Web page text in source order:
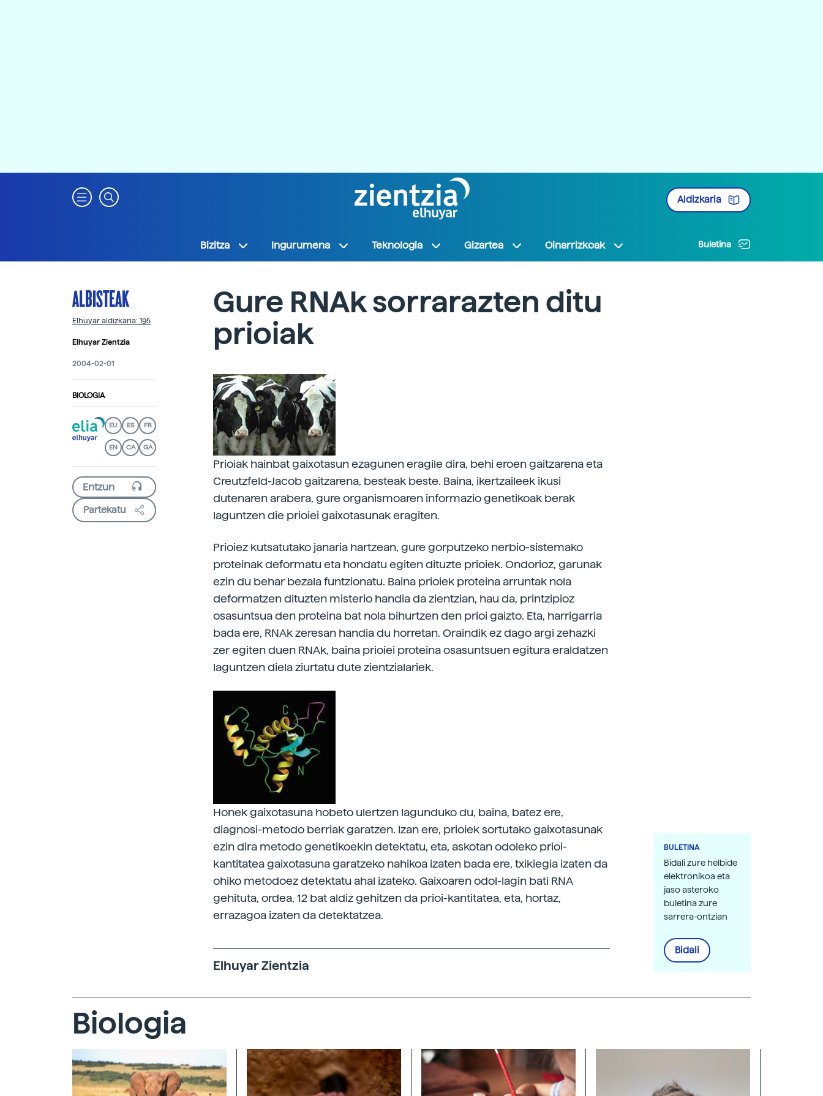
Aldizkaria
Bizitza Ingurumena Teknologia Gizartea Oinarrizkoak Buletina
ALBISTEAK
Elhuyar aldizkaria: 195
Elhuyar Zientzia
2004-02-01
BIOLOGIA
EU ES FR
EN CA GA
Partekatu
Gure RNAk sorrarazten ditu
prioiak
Prioiak hainbat gaixotasun ezagunen eragile dira, behi eroen gaitzarena eta
Creutzfeld-Jacob gaitzarena, besteak beste. Baina, ikertzaileek ikusi
dutenaren arabera, gure organismoaren informazio genetikoak berak
laguntzen die prioiei gaixotasunak eragiten.
Prioiez kutsatutako janaria hartzean, gure gorputzeko nerbio-sistemako
proteinak deformatu eta hondatu egiten dituzte prioiek. Ondorioz, garunak
ezin du behar bezala funtzionatu. Baina prioiek proteina arruntak nola
deformatzen dituzten misterio handia da zientzian, hau da, printzipioz
osasuntsua den proteina bat nola bihurtzen den prioi gaizto. Eta, harrigarria
bada ere, RNAk zeresan handia du horretan. Oraindik ez dago argi zehazki
zer egiten duen RNAk, baina prioiei proteina osasuntsuen egitura eraldatzen
laguntzen diela ziurtatu dute zientzialariek.
Honek gaixotasuna hobeto ulertzen lagunduko du, baina, batez ere,
diagnosi-metodo berriak garatzen. Izan ere, prioiek sortutako gaixotasunak
ezin dira metodo genetikoekin detektatu, eta, askotan odoleko prioi-
kantitatea gaixotasuna garatzeko nahikoa izaten bada ere, txikiegia izaten da
ohiko metodoez detektatu ahal izateko. Gaixoaren odol-lagin bati RNA
gehituta, ordea, 12 bat aldiz gehitzen da prioi-kantitatea, eta, hortaz,
errazagoa izaten da detektatzea.
Elhuyar Zientzia
BULETINA
Bidali zure helbide
elektronikoa eta
jaso asteroko
buletina zure
sarrera-ontzian
Bidali
Biologia